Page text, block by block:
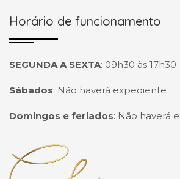
Horário de funcionamento
SEGUNDA A SEXTA: 09h30 às 17h30
Sábados: Não haverá expediente
Domingos e feriados: Não haverá
Página inicial